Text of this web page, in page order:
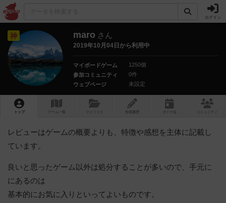
ログイン
神 maro さん
2019年10月04日から利用中
マイボードゲーム
1250個
参加コミュニティ
0件
ウェブページ
未設定
トップ ゲーム一覧 マイリスト 投稿履歴 ボ ドゲ コミュニティ
レビューはゲームの概要よりも、特徴や感想を主体に記載し
ています。
良いと思ったゲーム以外は処分することが多いので、手元に
にあるのは
基本的にお気に入りといってよいものです。